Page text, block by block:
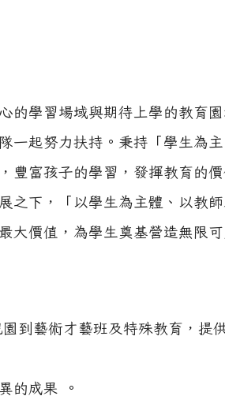
的學習場域與期待上學的教育
一起努力扶持。秉持「學生為
豐富孩子的學習，發揮教育的
之下，「以學生為主體、以教
大價值，為學生奠基營造無限可
到藝術才藝班及特殊教育，提
的成果 。